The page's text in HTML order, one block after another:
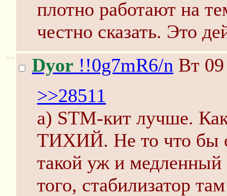
плотно работают на
честно сказать. Это
>> Dyor !!0g7mR6/n Вт
>>28511
a) STM-кит лучше.
ТИХИЙ. Не то что бы
такой уж и
того, стабилизатор